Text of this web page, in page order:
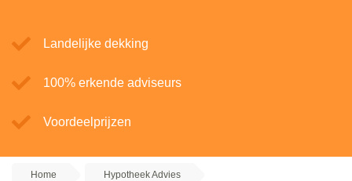
Landelijke dekking
100% erkende adviseurs
Voordeelprijzen
Home Hypotheek Advies